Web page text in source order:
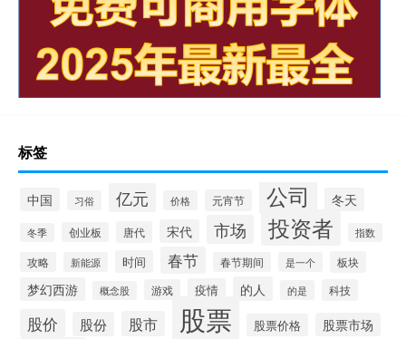
标签
中国 习俗 亿元 价格 元宵节 公司 冬天
冬季 创业板 唐代 宋代 市场 投资者 指数
攻略 新能源 时间 春节 春节期间 是一个 板块
梦幻西游 概念股 游戏 疫情 的人 的是 科技
股价 股份 股市 股票 股票价格 股票市场